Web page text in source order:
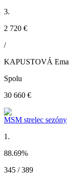
3.
2 720 €
/
KAPUSTOVÁ Ema
Spolu
30 660 €
MSM strelec sezóny
1.
88.69%
345 / 389